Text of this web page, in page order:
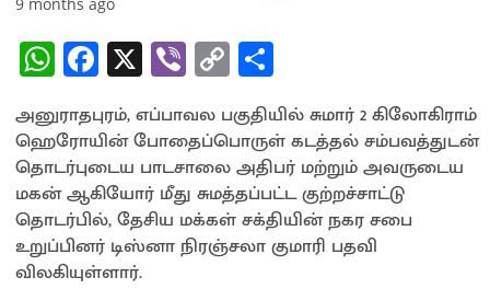
W
h
at
sA
p
p
Fa
ce
b
o
o
k
X Vi
b
er
C
o
py
Li
n
k
h
ar
e
அனுராதபுரம், எப்பாவல பகுதியில் சுமார் 2 கிலோகிராம்
ஹெரோயின் போதைப்பொருள் கடத்தல் சம்பவத்துடன்
தொடர்புடைய பாடசாலை அதிபர் மற்றும் அவருடைய
மகன் ஆகியோர் மீது சுமத்தப்பட்ட குற்றச்சாட்டு
தொடர்பில், தேசிய மக்கள் சக்தியின் நகர சபை
உறுப்பினர் டிஸ்னா நிரஞ்சலா குமாரி பதவி
விலகியுள்ளார்.